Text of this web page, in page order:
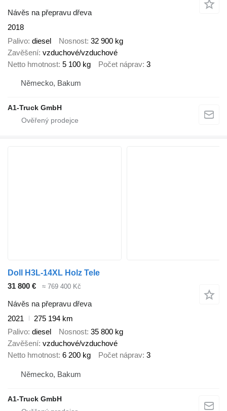
Návěs na přepravu dřeva
2018
Palivo diesel Nosnost 32 900 kg
Zavěšení vzduchové/vzduchové
Netto hmotnost 5 100 kg Počet náprav 3
Německo, Bakum
A1-Truck GmbH
Doll H3L-14XL Holz Tele
31 800 €
≈ 769 400 Kč
Návěs na přepravu dřeva
2021
275 194 km
Palivo diesel Nosnost 35 800 kg
Zavěšení vzduchové/vzduchové
Netto hmotnost 6 200 kg Počet náprav 3
Německo, Bakum
A1-Truck GmbH